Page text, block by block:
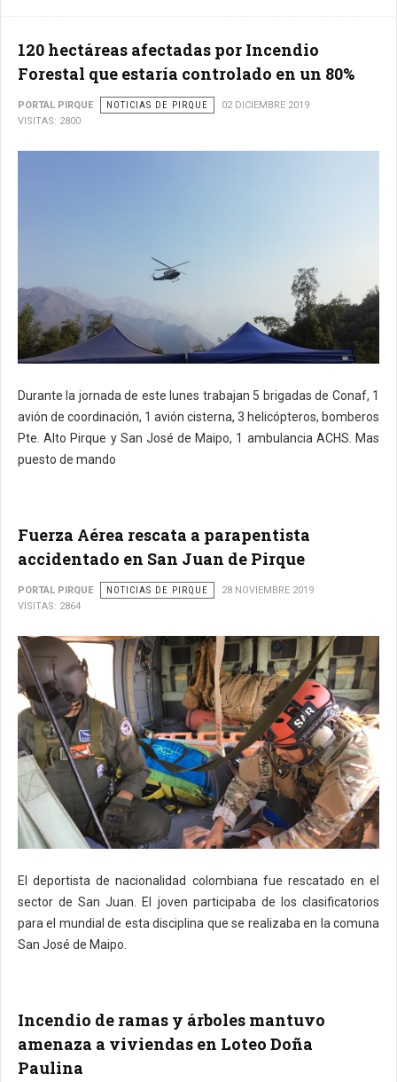
120 hectáreas afectadas por Incendio
Forestal que estaría controlado en un 80%
PORTAL PIRQUE NOTICIAS DE PIRQUE
02 DICIEMBRE 2019
VISITAS: 2800
Durante la jornada de este lunes trabajan 5 brigadas de Conaf, 1
avión de coordinación, 1 avión cisterna, 3 helicópteros, bomberos
Pte. Alto Pirque y San José de Maipo, 1 ambulancia ACHS. Mas
puesto de mando
Fuerza Aérea rescata a parapentista
accidentado en San Juan de Pirque
PORTAL PIRQUE NOTICIAS DE PIRQUE
28 NOVIEMBRE 2019
VISITAS: 2864
El deportista de nacionalidad colombiana fue rescatado en el
sector de San Juan. El joven participaba de los clasificatorios
para el mundial de esta disciplina que se realizaba en la comuna
San José de Maipo.
Incendio de ramas y árboles mantuvo
amenaza a viviendas en Loteo Doña
Paulina